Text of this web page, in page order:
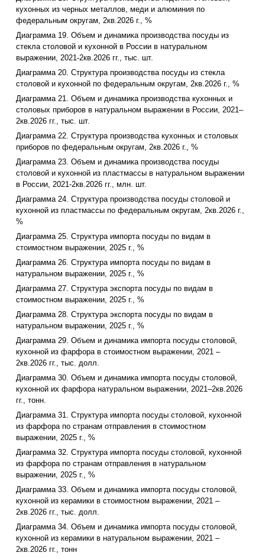
кухонных из черных металлов, меди и алюминия по
федеральным округам, 2кв.2026 г., %
Диаграмма 19. Объем и динамика производства посуды из
стекла столовой и кухонной в России в натуральном
выражении, 2021-2кв.2026 гг., тыс. шт.
Диаграмма 20. Структура производства посуды из стекла
столовой и кухонной по федеральным округам, 2кв.2026 г., %
Диаграмма 21. Объем и динамика производства кухонных и
столовых приборов в натуральном выражении в России, 2021–
2кв.2026 гг., тыс. шт.
Диаграмма 22. Структура производства кухонных и столовых
приборов по федеральным округам, 2кв.2026 г., %
Диаграмма 23. Объем и динамика производства посуды
столовой и кухонной из пластмассы в натуральном выражении
в России, 2021-2кв.2026 гг., млн. шт.
Диаграмма 24. Структура производства посуды столовой и
кухонной из пластмассы по федеральным округам, 2кв.2026 г.,
%
Диаграмма 25. Структура импорта посуды по видам в
стоимостном выражении, 2025 г., %
Диаграмма 26. Структура импорта посуды по видам в
натуральном выражении, 2025 г., %
Диаграмма 27. Структура экспорта посуды по видам в
стоимостном выражении, 2025 г., %
Диаграмма 28. Структура экспорта посуды по видам в
натуральном выражении, 2025 г., %
Диаграмма 29. Объем и динамика импорта посуды столовой,
кухонной из фарфора в стоимостном выражении, 2021 –
2кв.2026 гг., тыс. долл.
Диаграмма 30. Объем и динамика импорта посуды столовой,
кухонной их фарфора натуральном выражении, 2021–2кв.2026
гг., тонн.
Диаграмма 31. Структура импорта посуды столовой, кухонной
из фарфора по странам отправления в стоимостном
выражении, 2025 г., %
Диаграмма 32. Структура импорта посуды столовой, кухонной
из фарфора по странам отправления в натуральном
выражении, 2025 г., %
Диаграмма 33. Объем и динамика импорта посуды столовой,
кухонной из керамики в стоимостном выражении, 2021 –
2кв.2026 гг., тыс. долл.
Диаграмма 34. Объем и динамика импорта посуды столовой,
кухонной из керамики в натуральном выражении, 2021 –
2кв.2026 гг., тонн